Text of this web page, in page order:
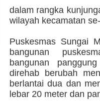
dalam rangka
wilayah kecamatan
Puskesmas Sungai
bangunan
bangunan
direhab berubah
berlantai dua dan
lebar 20 meter dan